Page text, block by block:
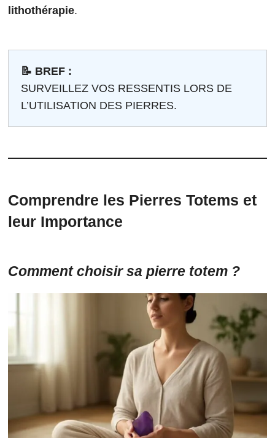
lithothérapie.
📝 BREF :
SURVEILLEZ VOS RESSENTIS LORS DE
L’UTILISATION DES PIERRES.
Comprendre les Pierres Totems et
leur Importance
Comment choisir sa pierre totem ?